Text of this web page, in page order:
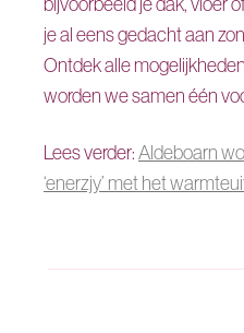
je al eens gedacht aan
Ontdek alle
worden we samen één
Lees verder: Aldeboarn
‘enerzjy’ met het